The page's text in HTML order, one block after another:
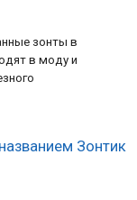
зонты в
в моду и
Зонтик